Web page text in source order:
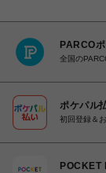
PARCO
全国の
ポケパル
初回登録＆
POCKET